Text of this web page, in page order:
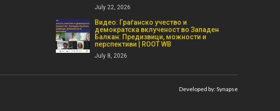
July 22, 2026
Видео: Граѓанско учество и
демократска вклученост во Западен
Балкан: Предизвици, можности и
перспективи | ROOT WB
July 8, 2026
Developed by:Synapse